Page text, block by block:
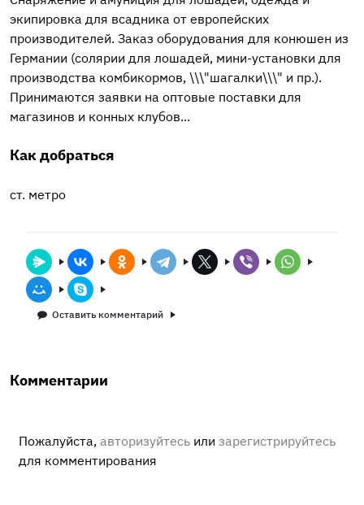
экипировка для всадника от европейских
производителей. Заказ оборудования для конюшен из
Германии (солярии для лошадей, мини-установки для
производства комбикормов, \\\"шагалки\\\" и пр.).
Принимаются заявки на оптовые поставки для
магазинов и конных клубов...
Как добраться
ст. метро
Оставить комментарий
Комментарии
Пожалуйста, авторизуйтесь или зарегистрируйтесь
для комментирования